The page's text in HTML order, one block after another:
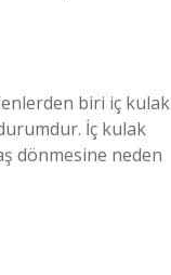
biri iç kulak
İç kulak
dönmesine neden